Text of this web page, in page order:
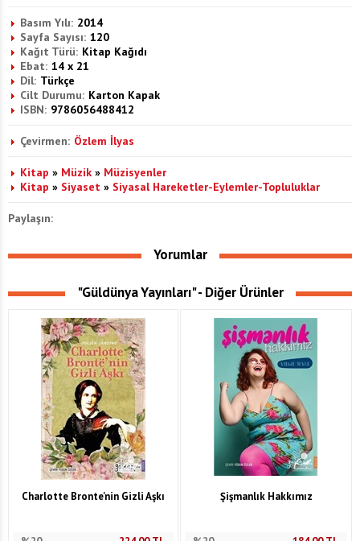
Basım Yılı: 2014
Sayfa Sayısı: 120
Kağıt Türü: Kitap Kağıdı
Ebat: 14 x 21
Dil: Türkçe
Cilt Durumu: Karton Kapak
ISBN: 9786056488412
Çevirmen: Özlem İlyas
Kitap » Müzik » Müzisyenler
Kitap » Siyaset » Siyasal Hareketler-Eylemler-Topluluklar
Paylaşın:
Yorumlar
"Güldünya Yayınları" - Diğer Ürünler
Charlotte Bronte'nin Gizli Aşkı Şişmanlık Hakkımız